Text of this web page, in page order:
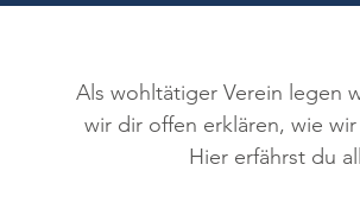
Als wohltätiger Verein legen
wir dir offen erklären, wie
Hier erfährst du